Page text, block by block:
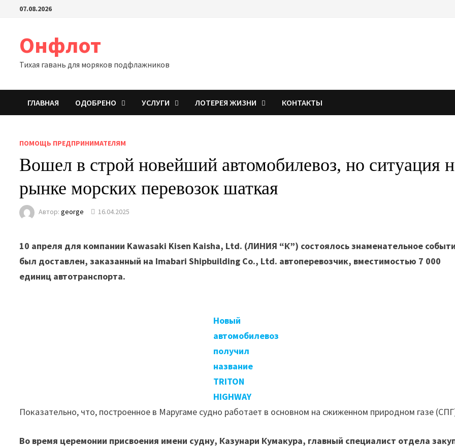
Перейти07.08.2026
Онфлот
Тихая гавань для моряков подфлажников
ГЛАВНАЯ ОДОБРЕНО УСЛУГИ ЛОТЕРЕЯ ЖИЗНИ КОНТАКТЫ
ПОМОЩЬ ПРЕДПРИНИМАТЕЛЯМ
Вошел в строй новейший автомобилевоз, но ситуация
рынке морских перевозок шаткая
Автор:george 16.04.2025
10 апреля для компании Kawasaki Kisen Kaisha, Ltd. (ЛИНИЯ “К”) состоялось знаменательное
был доставлен, заказанный на Imabari Shipbuilding Co., Ltd. автоперевозчик, вместимостью 7 000
единиц автотранспорта.
Новый
автомобилевоз
получил
название
TRITON
HIGHWAY
Показательно, что, построенное в Маругаме судно работает в основном на сжиженном природном газе
Во время церемонии присвоения имени судну, Казунари Кумакура, главный специалист отдела